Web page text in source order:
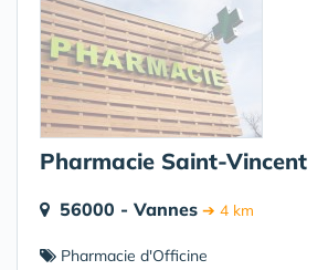
Pharmacie Saint-Vincent
56000 - Vannes ➔ 4 km
Pharmacie d'Officine